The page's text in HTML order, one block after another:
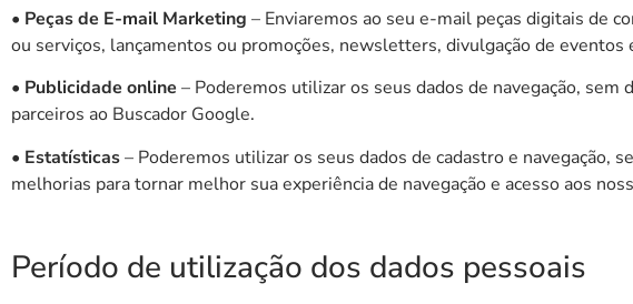
• Peças de E-mail Marketing – Enviaremos ao seu e-mail peças digitais de
ou serviços, lançamentos ou promoções, newsletters, divulgação de
• Publicidade online – Poderemos utilizar os seus dados de navegação,
parceiros ao Buscador Google.
• Estatísticas– Poderemos utilizar os seus dados de cadastro e
melhorias para tornar melhor sua experiência de navegação e acesso aos
Período de utilização dos dados pessoais